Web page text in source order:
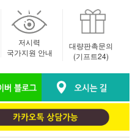
저시력
국가지원 안내
대량판촉문의
(기프트24)